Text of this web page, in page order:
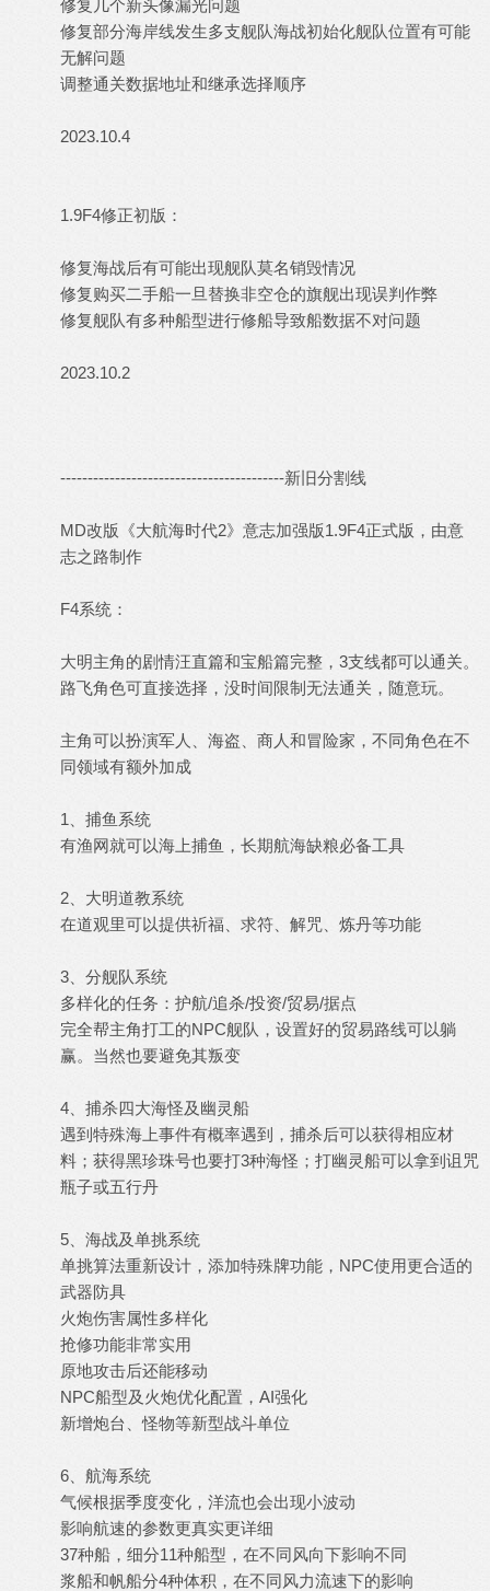
修复几个新头像漏光问题
修复部分海岸线发生多支舰队海战初始化舰队位置有可能
无解问题
调整通关数据地址和继承选择顺序
2023.10.4
1.9F4修正初版：
修复海战后有可能出现舰队莫名销毁情况
修复购买二手船一旦替换非空仓的旗舰出现误判作弊
修复舰队有多种船型进行修船导致船数据不对问题
2023.10.2
-----------------------------------------新旧分割线
MD改版《大航海时代2》意志加强版1.9F4正式版，由意
志之路制作
F4系统：
大明主角的剧情汪直篇和宝船篇完整，3支线都可以通关。
路飞角色可直接选择，没时间限制无法通关，随意玩。
主角可以扮演军人、海盗、商人和冒险家，不同角色在不
同领域有额外加成
1、捕鱼系统
有渔网就可以海上捕鱼，长期航海缺粮必备工具
2、大明道教系统
在道观里可以提供祈福、求符、解咒、炼丹等功能
3、分舰队系统
多样化的任务：护航/追杀/投资/贸易/据点
完全帮主角打工的NPC舰队，设置好的贸易路线可以躺
赢。当然也要避免其叛变
4、捕杀四大海怪及幽灵船
遇到特殊海上事件有概率遇到，捕杀后可以获得相应材
料；获得黑珍珠号也要打3种海怪；打幽灵船可以拿到诅咒
瓶子或五行丹
5、海战及单挑系统
单挑算法重新设计，添加特殊牌功能，NPC使用更合适的
武器防具
火炮伤害属性多样化
抢修功能非常实用
原地攻击后还能移动
NPC船型及火炮优化配置，AI强化
新增炮台、怪物等新型战斗单位
6、航海系统
气候根据季度变化，洋流也会出现小波动
影响航速的参数更真实更详细
37种船，细分11种船型，在不同风向下影响不同
浆船和帆船分4种体积，在不同风力流速下的影响